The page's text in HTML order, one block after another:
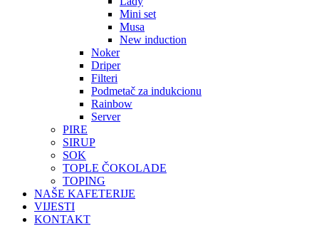
Mini set
Musa
New induction
Noker
Driper
Filteri
Podmetač za indukcionu
Rainbow
Server
PIRE
SIRUP
SOK
TOPLE ČOKOLADE
TOPING
NAŠE KAFETERIJE
VIJESTI
KONTAKT